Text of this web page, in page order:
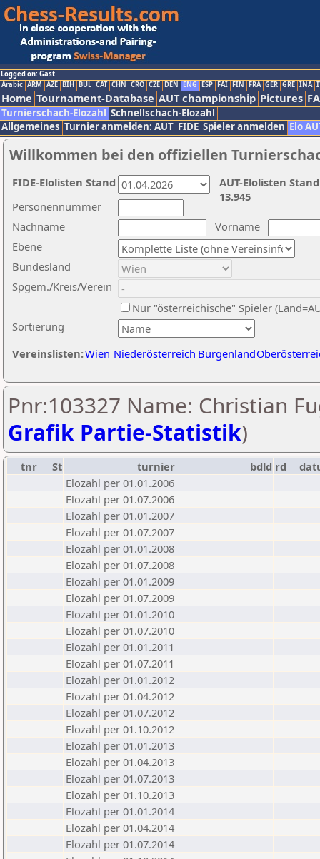
Logged on: Gast
Arabic ARM AZE BIH BUL CAT CHN CRO CZE DEN ENG ESP FAI FIN FRA GER GRE INA
Home Tournament-Database AUT championship Pictures
Turnierschach-Elozahl Schnellschach-Elozahl
Allgemeines Turnier anmelden: AUT FIDE Spieler anmelden Elo
Willkommen bei den offiziellen
Nachname
Vorname
Ebene
Sortierung
Personennummer
Bundesland
Spgem./Kreis/Verein
Nur "österreichische" Spieler
Vereinslisten:Wien Niederösterreich Burgenland
AUT-Elolisten
13.945
FIDE-Elolisten Stand
Pnr:103327 Name: Christian
Grafik Partie-Statistik)
tnr St turnier bdld rd
Elozahl per 01.01.2006
Elozahl per 01.07.2006
Elozahl per 01.01.2007
Elozahl per 01.07.2007
Elozahl per 01.01.2008
Elozahl per 01.07.2008
Elozahl per 01.01.2009
Elozahl per 01.07.2009
Elozahl per 01.01.2010
Elozahl per 01.07.2010
Elozahl per 01.01.2011
Elozahl per 01.07.2011
Elozahl per 01.01.2012
Elozahl per 01.04.2012
Elozahl per 01.07.2012
Elozahl per 01.10.2012
Elozahl per 01.01.2013
Elozahl per 01.04.2013
Elozahl per 01.07.2013
Elozahl per 01.10.2013
Elozahl per 01.01.2014
Elozahl per 01.04.2014
Elozahl per 01.07.2014